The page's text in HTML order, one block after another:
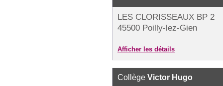
LES CLORISSEAUX BP 2
45500 Poilly-lez-Gien
Afficher les détails
Collège Victor Hugo